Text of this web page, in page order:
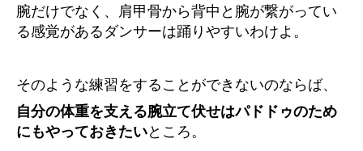
腕だけでなく、肩甲骨から背中と腕が繋がってい
る感覚があるダンサーは踊りやすいわけよ。
そのような練習をすることができないのならば、
自分の体重を支える腕立て伏せはパドドゥのため
にもやっておきたいところ。